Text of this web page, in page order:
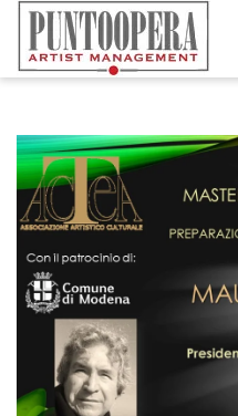
MASTERCLASS